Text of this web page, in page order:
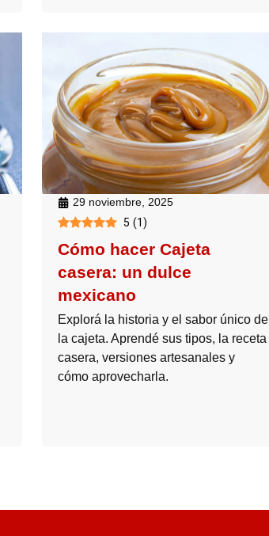
29 noviembre, 2025
5 (1)
Cómo hacer Cajeta
casera: un dulce
mexicano
Explorá la historia y el sabor único de
la cajeta. Aprendé sus tipos, la receta
casera, versiones artesanales y
cómo aprovecharla.